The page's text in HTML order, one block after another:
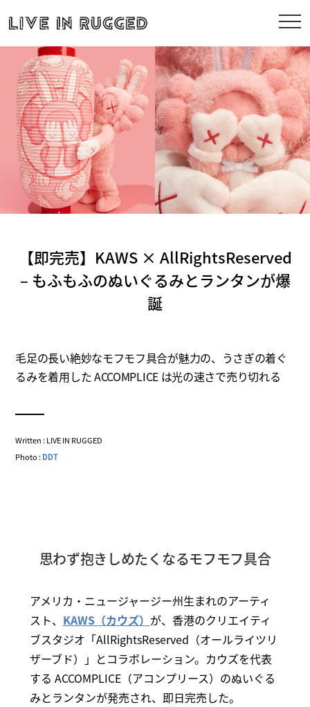
【即完売】KAWS × AllRightsReserved
– もふもふのぬいぐるみとランタンが爆
誕
毛足の長い絶妙なモフモフ具合が魅力の、うさぎの着ぐ
るみを着用した ACCOMPLICE は光の速さで売り切れる
Written : LIVE IN RUGGED
Photo :DDT
思わず抱きしめたくなるモフモフ具合
アメリカ・ニュージャージー州生まれのアーティ
スト、 KAWS（カウズ） が、香港のクリエイティ
ブスタジオ「AllRightsReserved（オールライツリ
ザーブド）」とコラボレーション。カウズを代表
する ACCOMPLICE（アコンプリース）のぬいぐる
みとランタンが発売され、即日完売した。